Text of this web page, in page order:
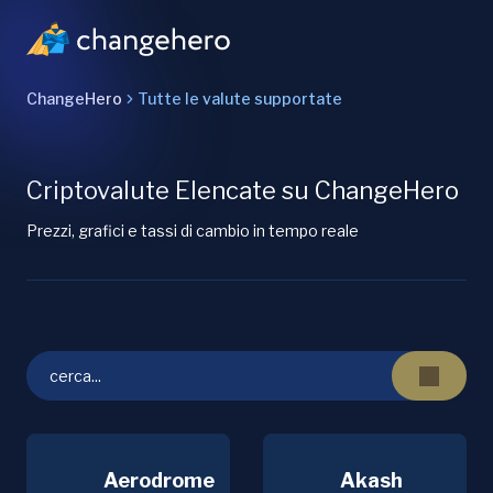
ChangeHero Tutte le valute supportate
Criptovalute Elencate su ChangeHero
Prezzi, grafici e tassi di cambio in tempo reale
Aerodrome
Akash